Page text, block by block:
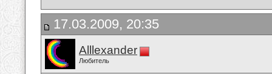
17.03.2009, 20:35
Alllexander
Любитель